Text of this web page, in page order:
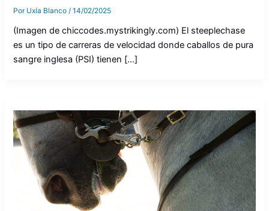
Por Uxía Blanco/14/02/2025
(Imagen de chiccodes.mystrikingly.com) El steeplechase
es un tipo de carreras de velocidad donde caballos de pura
sangre inglesa (PSI) tienen […]